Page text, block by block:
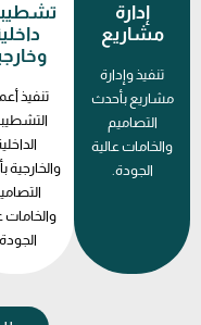
إدارة
مشاريع
تنفيذ وإدارة
مشاريع بأحدث
التصاميم
والخامات عالية
الجودة.
تنفيذ
والخارجية
والخامات
الجودة.